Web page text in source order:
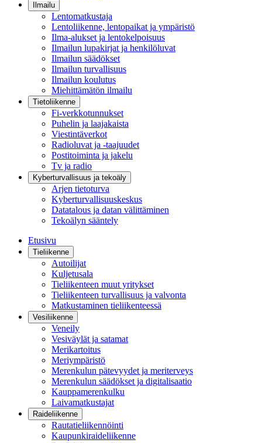
Ilmailu
Lentomatkustaja
Lentoliikenne, lentopaikat ja ympäristö
Ilma-alukset ja lentokelpoisuus
Ilmailun lupakirjat ja henkilöluvat
Ilmailun säädökset
Ilmailun turvallisuus
Ilmailun koulutus
Miehittämätön ilmailu
Tietoliikenne
Fi-verkkotunnukset
Puhelin ja laajakaista
Viestintäverkot
Radioluvat ja -taajuudet
Postitoiminta ja jakelu
Tv ja radio
Kyberturvallisuus ja tekoäly
Arjen tietoturva
Kyberturvallisuuskeskus
Datatalous ja datan välittäminen
Tekoälyn sääntely
Etusivu
Tieliikenne
Autoilijat
Kuljetusala
Tieliikenteen muut yritykset
Tieliikenteen turvallisuus ja valvonta
Matkustaminen tieliikenteessä
Vesiliikenne
Veneily
Vesiväylät ja satamat
Merikartoitus
Meriympäristö
Merenkulun pätevyydet ja meriterveys
Merenkulun säädökset ja digitalisaatio
Kauppamerenkulku
Laivamatkustajat
Raideliikenne
Rautatieliikennöinti
Kaupunkiraideliikenne